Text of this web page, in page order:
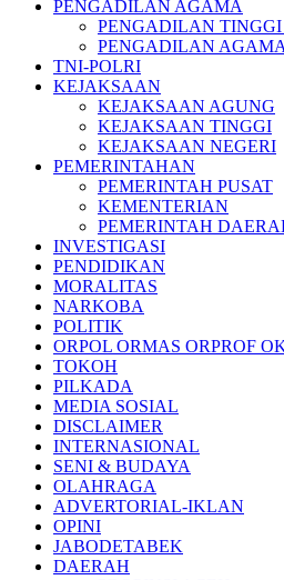
PENGADILAN AGAMA
PENGADILAN
PENGADILAN AGAMA
TNI-POLRI
KEJAKSAAN
KEJAKSAAN AGUNG
KEJAKSAAN TINGGI
KEJAKSAAN NEGERI
PEMERINTAHAN
PEMERINTAH PUSAT
KEMENTERIAN
PEMERINTAH
INVESTIGASI
PENDIDIKAN
MORALITAS
NARKOBA
POLITIK
ORPOL ORMAS ORPROF
TOKOH
PILKADA
MEDIA SOSIAL
DISCLAIMER
INTERNASIONAL
SENI & BUDAYA
OLAHRAGA
ADVERTORIAL-IKLAN
OPINI
JABODETABEK
DAERAH